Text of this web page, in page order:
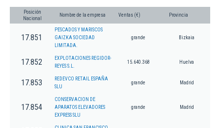
Posición
Nacional
Nombre de la empresa Ventas (€) Provincia
17.851
PESCADOS Y MARISCOS
GAIZKA SOCIEDAD
LIMITADA.
grande Bizkaia
17.852
EXPLOTACIONES REGIDOR-
REYES S.L.
15.640.368 Huelva
17.853
REDEVCO RETAIL ESPAÑA
SLU
grande Madrid
17.854
CONSERVACION DE
APARATOS ELEVADORES
EXPRESS SLU
grande Madrid